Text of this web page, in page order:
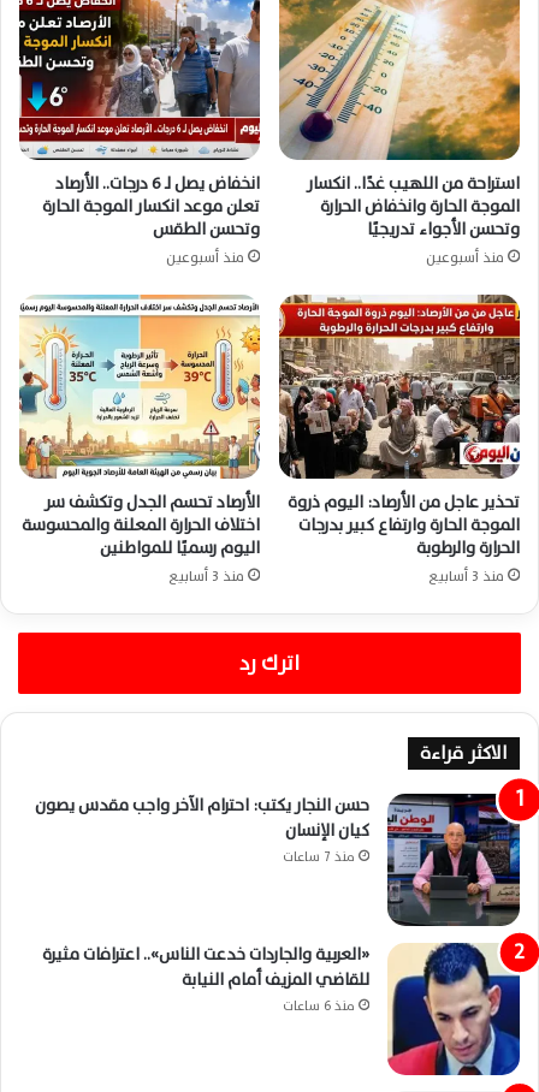
استراحة من اللهيب غدًا.. انكسار
الموجة الحارة وانخفاض الحرارة
وتحسن الأجواء تدريجيًا
منذ أسبوعين
انخفاض يصل لـ 6 درجات.. الأرصاد
تعلن موعد انكسار الموجة الحارة
وتحسن الطقس
منذ أسبوعين
تحذير عاجل من الأرصاد: اليوم ذروة
الموجة الحارة وارتفاع كبير بدرجات
الحرارة والرطوبة
منذ 3 أسابيع
الأرصاد تحسم الجدل وتكشف سر
اختلاف الحرارة المعلنة والمحسوسة
اليوم رسميًا للمواطنين
منذ 3 أسابيع
اترك رد
الاكثر قراءة
حسن النجار يكتب: احترام الآخر واجب مقدس يصون
كيان الإنسان
منذ 7 ساعات
«العربية والجاردات خدعت الناس».. اعترافات مثيرة
للقاضي المزيف أمام النيابة
منذ 6 ساعات